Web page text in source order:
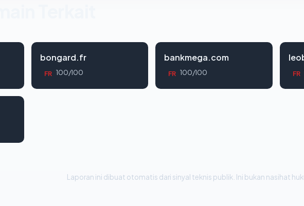
bongard.fr
FR 100/100
bankmega.com
FR 100/100 FR
Laporan ini dibuat otomatis dari sinyal teknis publik. Ini bukan nasihat